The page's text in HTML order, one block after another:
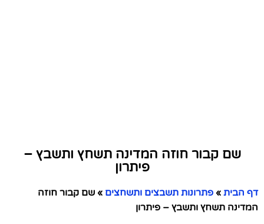
שם קבור חוזה המדינה תשחץ ותשבץ –
פיתרון
דף הבית » פתרונות תשבצים ותשחצים » שם קבור חוזה
המדינה תשחץ ותשבץ – פיתרון